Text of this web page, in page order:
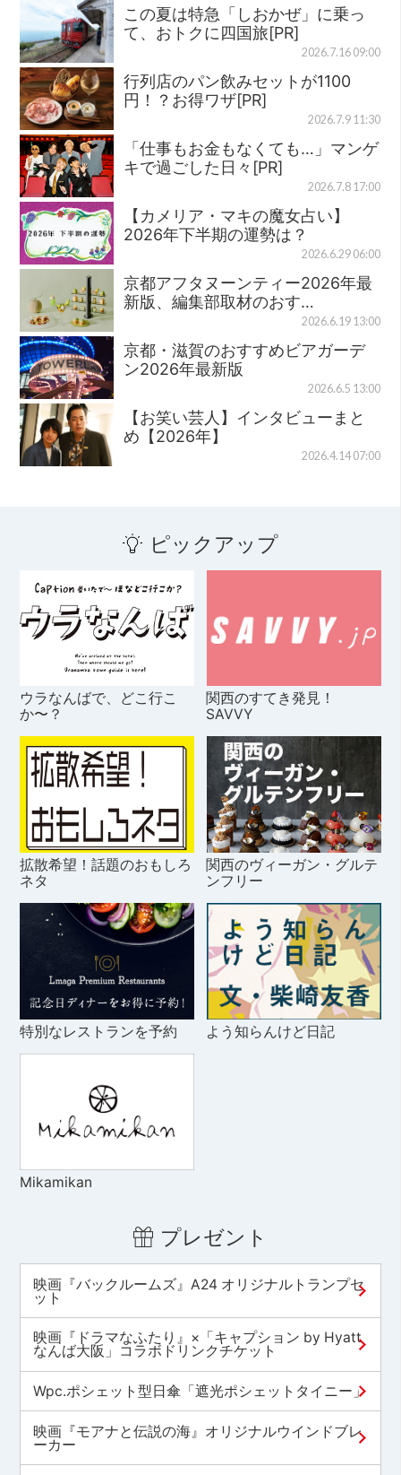
この夏は特急「しおかぜ」に乗っ
て、おトクに四国旅[PR]
2026.7.16 09:00
行列店のパン飲みセットが1100
円！？お得ワザ[PR]
2026.7.9 11:30
「仕事もお金もなくても…」マンゲ
キで過ごした日々[PR]
2026.7.8 17:00
【カメリア・マキの魔女占い】
2026年下半期の運勢は？
2026.6.29 06:00
京都アフタヌーンティー2026年最
新版、編集部取材のおす…
2026.6.19 13:00
京都・滋賀のおすすめビアガーデ
ン2026年最新版
2026.6.5 13:00
【お笑い芸人】インタビューまと
め【2026年】
2026.4.14 07:00
ピックアップ
ウラなんばで、どこ行こ
か〜？
関西のすてき発見！
SAVVY
拡散希望！話題のおもしろ
ネタ
関西のヴィーガン・グルテ
ンフリー
特別なレストランを予約 よう知らんけど日記
Mikamikan
プレゼント
映画『バックルームズ』A24 オリジナルトランプセ
ット
映画『ドラマなふたり』×「キャプション by Hyatt
なんば大阪」コラボドリンクチケット
Wpc.ポシェット型日傘「遮光ポシェットタイニー」
映画『モアナと伝説の海』オリジナルウインドブレ
ーカー